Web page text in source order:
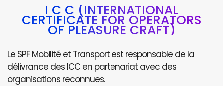
I C C (INTERNATIONAL
CERTIFICATE FOR OPERATORS
OF PLEASURE CRAFT)
Le SPF Mobilité et Transport est responsable de la
délivrance des ICC en partenariat avec des
organisations reconnues.